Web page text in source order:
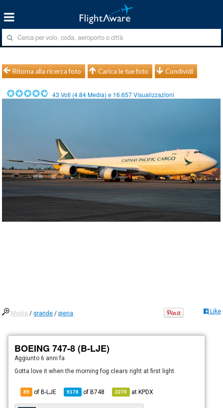
Ritorna alla ricerca foto Carica le tue foto Condividi
43 Voti (4.84Media) e 16.657Visualizzazioni
Media /grande /piena Like
BOEING 747-8 (B-LJE)
Aggiunto6 anni fa
Gotta love it when the morning fog clears right at first light.
89 of B-LJE 9178 ofB748 2270 atKPDX